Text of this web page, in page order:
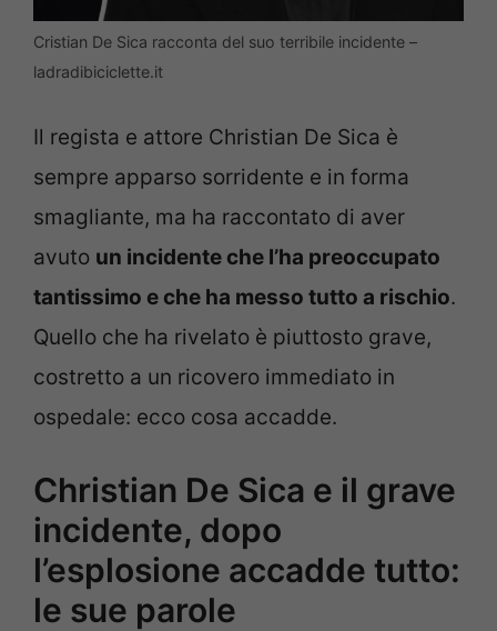
Cristian De Sica racconta del suo terribile incidente –
ladradibiciclette.it
Il regista e attore Christian De Sica è
sempre apparso sorridente e in forma
smagliante, ma ha raccontato di aver
avuto un incidente che l’ha preoccupato
tantissimo e che ha messo tutto a rischio.
Quello che ha rivelato è piuttosto grave,
costretto a un ricovero immediato in
ospedale: ecco cosa accadde.
Christian De Sica e il grave
incidente, dopo
l’esplosione accadde tutto:
le sue parole